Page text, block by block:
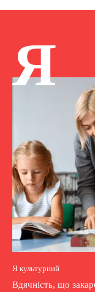
Я
Я культурний
Вдячність, що